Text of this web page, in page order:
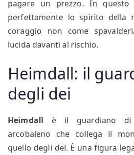
pagare un prezzo. In questo
perfettamente lo spirito della
coraggio non come
lucida davanti al rischio.
Heimdall: il
degli dei
Heimdall è il guardiano di
arcobaleno che collega il
quello degli dei. È una figura